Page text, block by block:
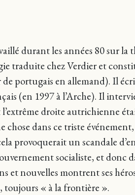
durant les années 80 sur la
traduite chez Verdier et
portugais en allemand). Il
(en 1997 à l’Arche). Il
droite autrichienne
dans ce triste
provoquerait un scandale
socialiste, et donc
nouvelles montrent ses
toujours « à la frontière ».